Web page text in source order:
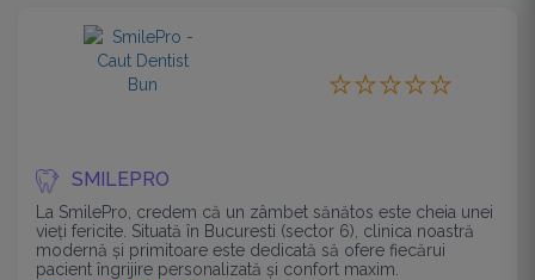
SMILEPRO
La SmilePro, credem că un zâmbet sănătos este cheia unei
vieți fericite. Situată în Bucuresti (sector 6), clinica noastră
modernă și primitoare este dedicată să ofere fiecărui
pacient îngrijire personalizată și confort maxim.